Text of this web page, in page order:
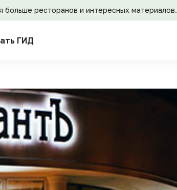
больше ресторанов и интересных материалов.
ГИД